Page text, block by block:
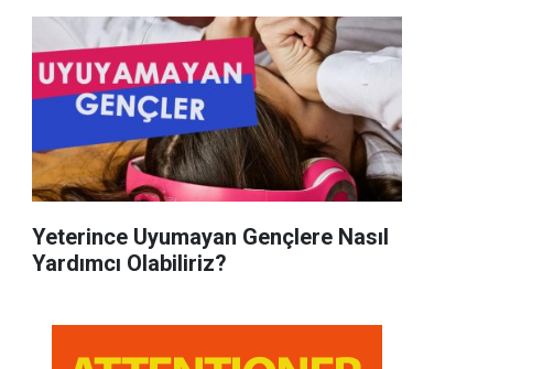
Yeterince Uyumayan Gençlere Nasıl
Yardımcı Olabiliriz?